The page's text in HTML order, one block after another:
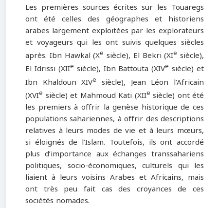
Les premières sources écrites sur les Touaregs
ont été celles des géographes et historiens
arabes largement exploitées par les explorateurs
et voyageurs qui les ont suivis quelques siècles
après. Ibn Hawkal (Xe siècle), El Bekri (XIe siècle),
El Idrissi (XIIe siècle), Ibn Battouta (XIVe siècle) et
Ibn Khaldoun XIVe siècle), Jean Léon l’Africain
(XVIe siècle) et Mahmoud Kati (XIIe siècle) ont été
les premiers à offrir la genèse historique de ces
populations sahariennes, à offrir des descriptions
relatives à leurs modes de vie et à leurs mœurs,
si éloignés de l’Islam. Toutefois, ils ont accordé
plus d’importance aux échanges transsahariens
politiques, socio-économiques, culturels qui les
liaient à leurs voisins Arabes et Africains, mais
ont très peu fait cas des croyances de ces
sociétés nomades.